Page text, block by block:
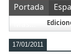
Portada
17/01/2011